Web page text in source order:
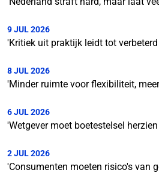
9 JUL 2026
'Kritiek uit praktijk leidt tot
8 JUL 2026
'Minder ruimte voor flexibiliteit,
6 JUL 2026
'Wetgever moet boetestelsel
2 JUL 2026
'Consumenten moeten risico's van